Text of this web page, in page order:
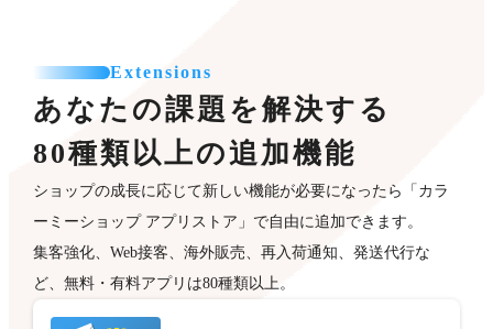
Extensions
あなたの課題を解決する
80種類以上の追加機能
ショップの成長に応じて新しい機能が必要になったら「カラ
ーミーショップ アプリストア」で自由に追加できます。
集客強化、Web接客、海外販売、再入荷通知、発送代行な
ど、無料・有料アプリは80種類以上。